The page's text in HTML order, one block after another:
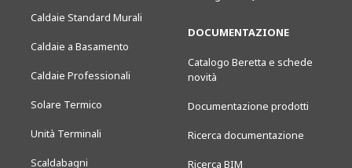
Caldaie Standard Murali
Caldaie a Basamento
Caldaie Professionali
Solare Termico
Unità Terminali
Scaldabagni
DOCUMENTAZIONE
Catalogo Beretta e schede
novità
Documentazione prodotti
Ricerca documentazione
Ricerca BIM